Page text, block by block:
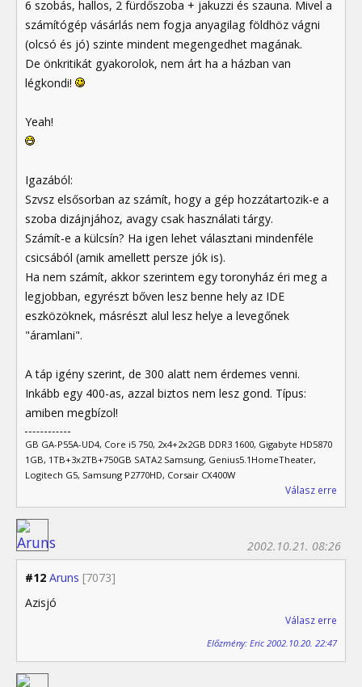
6 szobás, hallos, 2 fürdőszoba + jakuzzi és szauna. Mivel a
számítógép vásárlás nem fogja anyagilag földhöz vágni
(olcsó és jó) szinte mindent megengedhet magának.
De önkritikát gyakorolok, nem árt ha a házban van
légkondi!
Yeah!
Igazából:
Szvsz elsősorban az számít, hogy a gép hozzátartozik-e a
szoba dizájnjához, avagy csak használati tárgy.
Számít-e a külcsín? Ha igen lehet választani mindenféle
csicsából (amik amellett persze jók is).
Ha nem számít, akkor szerintem egy toronyház éri meg a
legjobban, egyrészt bőven lesz benne hely az IDE
eszközöknek, másrészt alul lesz helye a levegőnek
"áramlani".
A táp igény szerint, de 300 alatt nem érdemes venni.
Inkább egy 400-as, azzal biztos nem lesz gond. Típus:
amiben megbízol!
GB GA-P55A-UD4, Core i5 750, 2x4+2x2GB DDR3 1600, Gigabyte HD5870
1GB, 1TB+3x2TB+750GB SATA2 Samsung, Genius5.1HomeTheater,
Logitech G5, Samsung P2770HD, Corsair CX400W
Válasz erre
#12 Aruns [7073]
2002.10.21. 08:26
Azisjó
Válasz erre
Előzmény: Eric 2002.10.20. 22:47